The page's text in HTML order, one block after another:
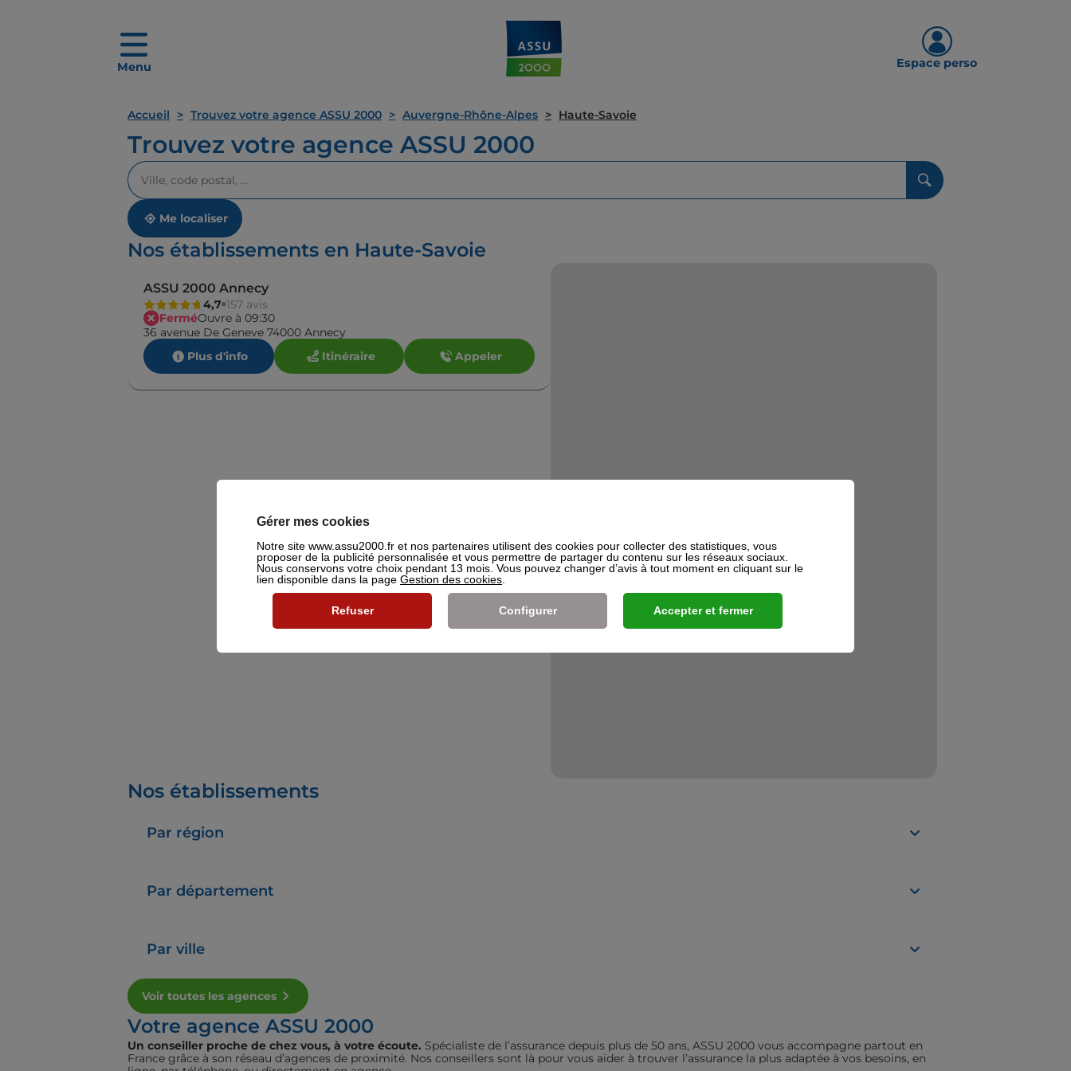
Menu Espace perso
Accueil Trouvez votre agence ASSU 2000 Auvergne-Rhône-Alpes Haute-Savoie
Trouvez votre agence ASSU 2000
Veuillez
renseigner
une
adresse
Me localiser
Nos établissements en Haute-Savoie
ASSU 2000 Annecy
4,7 157 avis
FerméOuvre à 09:30
36 avenue De Geneve 74000 Annecy
Plus d'info
Itinéraire Appeler
Nos établissements
Par région
Par département
Par ville
Voir toutes les agences
Votre agence ASSU 2000
Un conseiller proche de chez vous, à votre écoute. Spécialiste de l’assurance depuis plus de 50 ans, ASSU 2000 vous accompagne partout en
France grâce à son réseau d’agences de proximité. Nos conseillers sont là pour vous aider à trouver l’assurance la plus adaptée à vos besoins, en
Gérer mes cookies
Notre site www.assu2000.fr et nos partenaires utilisent des cookies pour collecter des statistiques, vous
proposer de la publicité personnalisée et vous permettre de partager du contenu sur les réseaux sociaux.
Nous conservons votre choix pendant 13 mois. Vous pouvez changer d’avis à tout moment en cliquant sur le
lien disponible dans la page Gestion des cookies
Refuser Configurer Accepter et fermer